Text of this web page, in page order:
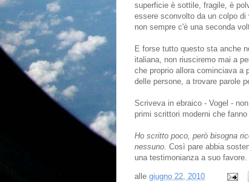
superficie è sottile, fragile, è
essere sconvolto da un colpo
non sempre c'è una seconda
E forse tutto questo sta anche
italiana, non riusciremo mai a
che proprio allora cominciava a
delle persone, a trovare parole
Scriveva in ebraico - Vogel -
primi scrittori moderni che
Ho scritto poco, però bisogna
nessuno. Così pare abbia
una testimonianza a suo favore.
alle giugno 22, 2010